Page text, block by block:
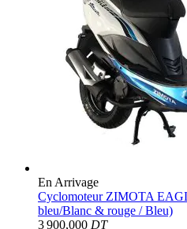
En Arrivage
Cyclomoteur ZIMOTA
bleu/Blanc & rouge / Bleu)
3 900,000 DT